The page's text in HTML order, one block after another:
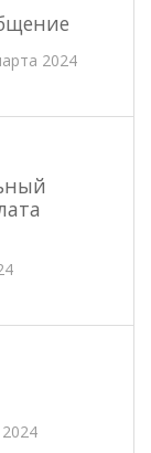
2024